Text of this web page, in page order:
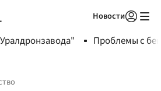
Новости
Проблемы с